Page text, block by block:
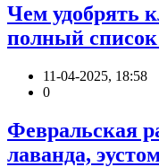
Чем удобрять
полный
11-04-2025, 18:58
0
Февральская
лаванда,